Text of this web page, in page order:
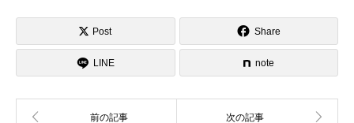
Post Share
LINE note